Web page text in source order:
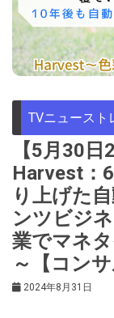
TVニュースト
【5月30
Harvest：
り上げた
ンツビジ
業でマネ
～【コン
2024年8月31日